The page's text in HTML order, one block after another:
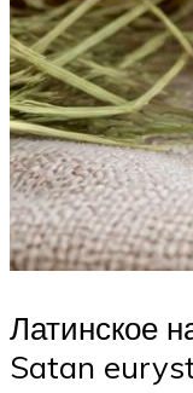
Латинское
Satan